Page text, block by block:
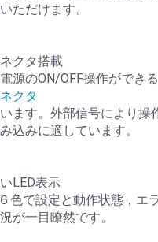
ただけます。
クタ搭載
源のON/OFF操作ができる
クタ
ます。外部信号により操
込みに適しています。
LED表示
色で設定と動作状態，エ
が一目瞭然です。